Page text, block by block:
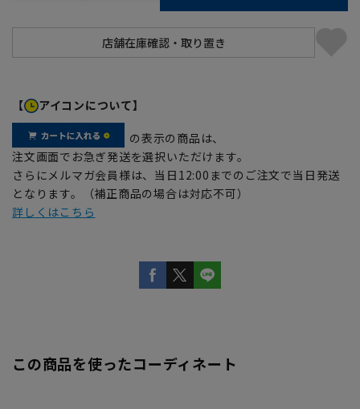
【 アイコンについて】
の表示の商品は、
注文画面でお急ぎ発送を選択いただけます。
さらにメルマガ会員様は、当日12:00までのご注文で当日発送
となります。（補正商品の場合は対応不可）
詳しくはこちら
この商品を使ったコーディネート